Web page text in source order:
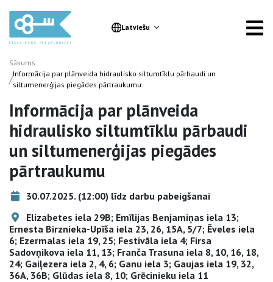
Latviešu
Sākums
/Informācija par plānveida hidraulisko siltumtīklu pārbaudi un
siltumenerģijas piegādes pārtraukumu
Informācija par plānveida
hidraulisko siltumtīklu pārbaudi
un siltumenerģijas piegādes
pārtraukumu
30.07.2025. (12:00) līdz darbu pabeigšanai
Elizabetes iela 29B; Emīlijas Benjamiņas iela 13;
Ernesta Birznieka-Upīša iela 23, 26, 15A, 5/7; Ēveles iela
6; Ezermalas iela 19, 25; Festivāla iela 4; Firsa
Sadovņikova iela 11, 13; Franča Trasuna iela 8, 10, 16, 18,
24; Gaiļezera iela 2, 4, 6; Ganu iela 3; Gaujas iela 19, 32,
36A, 36B; Glūdas iela 8, 10; Grēcinieku iela 11